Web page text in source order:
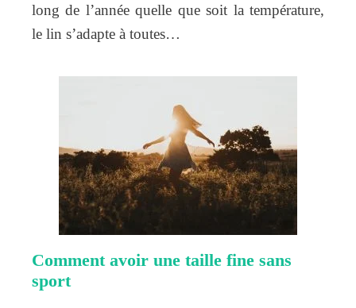
long de l’année quelle que soit la température,
le lin s’adapte à toutes…
Comment avoir une taille fine sans
sport